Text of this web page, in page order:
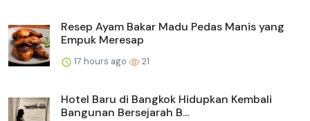
Resep Ayam Bakar Madu Pedas Manis yang
Empuk Meresap
17 hours ago 21
Hotel Baru di Bangkok Hidupkan Kembali
Bangunan Bersejarah B...